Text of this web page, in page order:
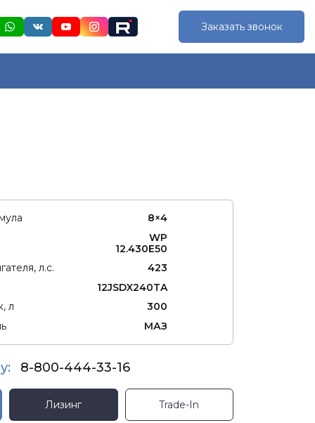
Заказать звонок
8×4
WP
12.430Е50
л.с.
423
12JSDX240TA
л
300
МАЗ
8-800-444-33-16
Лизинг Trade-In